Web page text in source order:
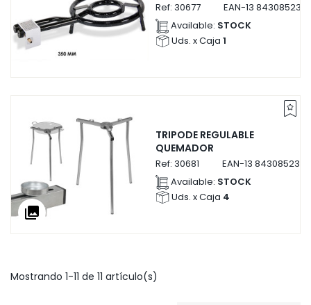
Ref: 30677 EAN-13
Available: STOCK
Uds. x Caja 1
collections
TRIPODE REGULABLE
QUEMADOR
Ref: 30681 EAN-13
Available: STOCK
Uds. x Caja 4
Mostrando 1-11 de 11 artículo(s)